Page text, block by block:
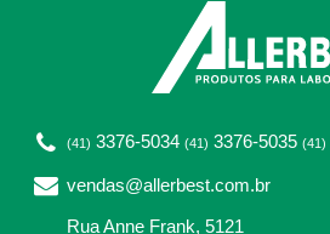
(41) 3376-5034 (41) 3376-5035 (41)
vendas@allerbest.com.br
Rua Anne Frank, 5121